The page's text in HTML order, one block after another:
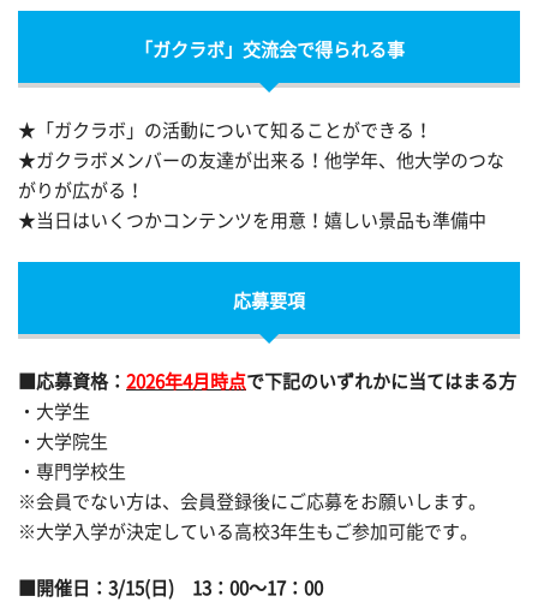
「ガクラボ」交流会で得られる事
★「ガクラボ」の活動について知ることができる！
★ガクラボメンバーの友達が出来る！他学年、他大学のつな
がりが広がる！
★当日はいくつかコンテンツを用意！嬉しい景品も準備中
応募要項
■応募資格： 2026年4月時点で下記のいずれかに当てはまる方
・大学生
・大学院生
・専門学校生
※会員でない方は、会員登録後にご応募をお願いします。
※大学入学が決定している高校3年生もご参加可能です。
■開催日：3/15(日) 13：00～17：00